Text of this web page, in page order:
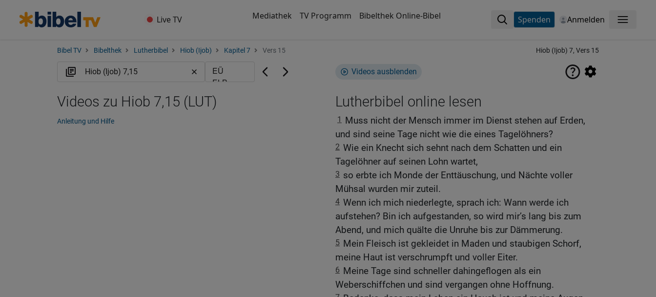
Live TV Mediathek TV Programm Bibelthek Online-Bibel Spenden Anmelden Menü
Bibel TV Bibelthek Lutherbibel Hiob (Ijob) Kapitel 7 Vers 15 Hiob (Ijob) 7, Vers 15
Videos ausblenden
Lutherbibel online lesen
1 Muss nicht der Mensch immer im Dienst stehen auf Erden,
und sind seine Tage nicht wie die eines Tagelöhners?
2 Wie ein Knecht sich sehnt nach dem Schatten und ein
Tagelöhner auf seinen Lohn wartet,
3 so erbte ich Monde der Enttäuschung, und Nächte voller
Mühsal wurden mir zuteil.
4 Wenn ich mich niederlegte, sprach ich: Wann werde ich
aufstehen? Bin ich aufgestanden, so wird mir’s lang bis zum
Abend, und mich quälte die Unruhe bis zur Dämmerung.
5 Mein Fleisch ist gekleidet in Maden und staubigen Schorf,
meine Haut ist verschrumpft und voller Eiter.
6 Meine Tage sind schneller dahingeflogen als ein
Weberschiffchen und sind vergangen ohne Hoffnung.
Videos zu Hiob 7,15 (LUT)
Anleitung und Hilfe